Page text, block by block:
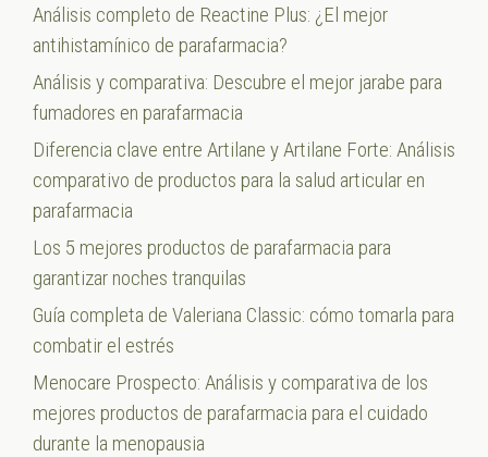
Análisis completo de Reactine Plus: ¿El mejor
antihistamínico de parafarmacia?
Análisis y comparativa: Descubre el mejor jarabe para
fumadores en parafarmacia
Diferencia clave entre Artilane y Artilane Forte: Análisis
comparativo de productos para la salud articular en
parafarmacia
Los 5 mejores productos de parafarmacia para
garantizar noches tranquilas
Guía completa de Valeriana Classic: cómo tomarla para
combatir el estrés
Menocare Prospecto: Análisis y comparativa de los
mejores productos de parafarmacia para el cuidado
durante la menopausia